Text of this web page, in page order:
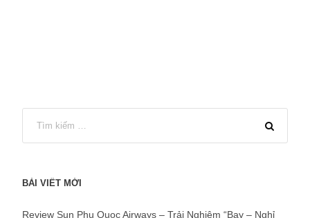
BÀI VIẾT MỚI
Review Sun Phu Quoc Airways – Trải Nghiệm “Bay – Nghỉ